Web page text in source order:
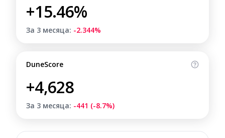
+15.46%
За 3 месяца: -2.344%
DuneScore
+4,628
За 3 месяца: -441 (-8.7%)